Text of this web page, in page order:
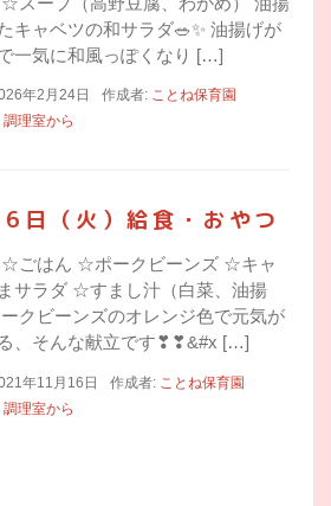
キャベツの和サラダ🥗✨ 油揚げが
一気に和風っぽくなり […]
年2月24日 作成者: ことね保育園
調理室から
日（火）給食・おやつ
☆ごはん ☆ポークビーンズ ☆キャ
サラダ ☆すまし汁（白菜、油揚
クビーンズのオレンジ色で元気が
、そんな献立です❣❣&#x […]
年11月16日 作成者: ことね保育園
調理室から